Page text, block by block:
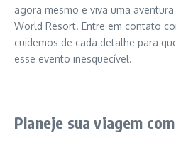
agora mesmo e viva uma
World Resort. Entre em contato
cuidemos de cada detalhe para
esse evento inesquecível.
Planeje sua viagem